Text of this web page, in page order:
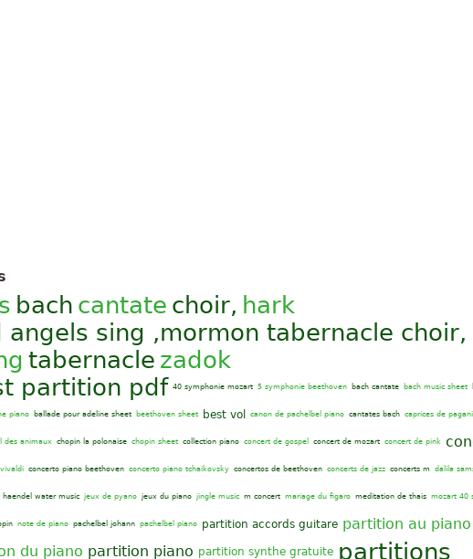
bach cantate choir, hark
angels sing ,mormon tabernacle
tabernacle zadok
partition pdf 40 symphonie mozart 5 symphonie beethoven bach cantate bach music sheet
piano ballade pour adeline sheet beethoven sheet best vol canon de pachelbel piano cantates bach caprices de
des animaux chopin la polonaise chopin sheet collection piano concert de gospel concert de mozart concert de pink
concerto piano beethoven concerto piano tchaikovsky concertos de beethoven concerts de jazz concerts m dalila
haendel water music jeux de pyano jeux du piano jingle music m concert mariage du figaro meditation de thais mozart 40
note de piano pachelbel johann pachelbel piano partition accords guitare partition au piano
du piano partition piano partition synthe gratuite partitions